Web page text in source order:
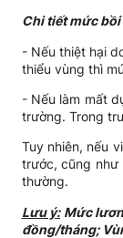
Chi tiết mức
- Nếu thiệt hại
thiểu vùng thì
- Nếu làm mất
trường. Trong
Tuy nhiên, nếu
trước, cũng như
thường.
Lưu ý:Mức
đồng/tháng;